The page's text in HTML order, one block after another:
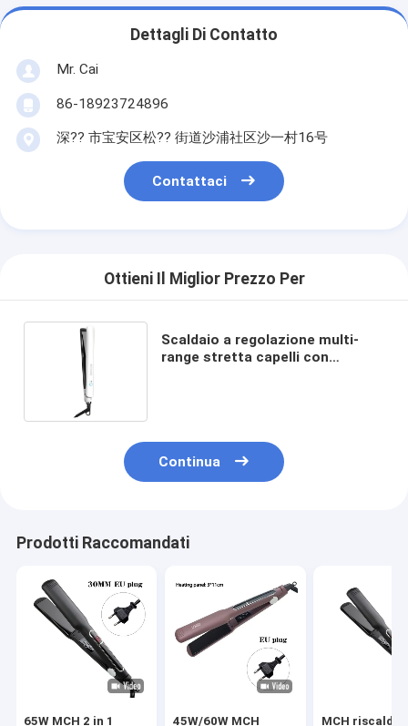
Dettagli Di Contatto
Mr. Cai
86-18923724896
深?? 市宝安区松?? 街道沙浦社区沙一村16号
Contattaci
Ottieni Il Miglior Prezzo Per
Scaldaio a regolazione multi-
range stretta capelli con
Continua
Prodotti Raccomandati
65W MCH 2 in 1 45W/60W MCH MCH